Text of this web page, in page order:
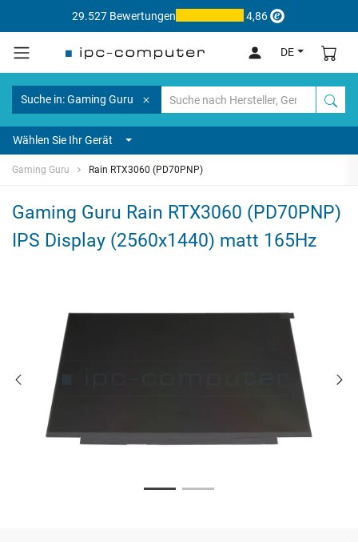
29.527 Bewertungen 4,86
DE
Suche in: Gaming Guru
Wählen Sie Ihr Gerät
Gaming Guru Rain RTX3060 (PD70PNP)
Gaming Guru Rain RTX3060 (PD70PNP)
IPS Display (2560x1440) matt 165Hz